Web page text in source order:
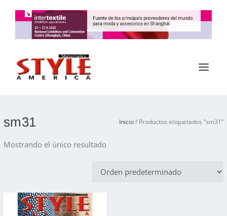
sm31 Inicio/ Productos etiquetados “sm31”
Mostrando el único resultado